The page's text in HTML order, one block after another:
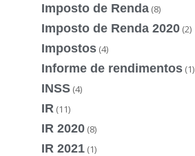
Imposto de Renda (8)
Imposto de Renda 2020 (2)
Impostos (4)
Informe de rendimentos (1)
INSS (4)
IR (11)
IR 2020 (8)
IR 2021 (1)